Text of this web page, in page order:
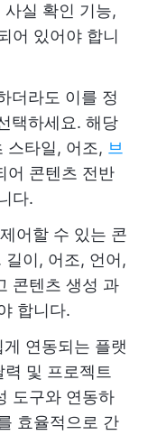
실 확인 기능,
어 있어야 합니
더라도 이를 정
택하세요. 해당
스타일, 어조, 브
어 콘텐츠 전반
다.
어할 수 있는 콘
이, 어조, 언어,
콘텐츠 생성 과
합니다.
연동되는 플랫
및 프로젝트
도구와 연동하
효율적으로 간